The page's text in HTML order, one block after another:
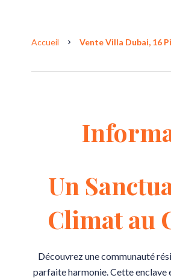
Accueil Vente Villa Dubai, 16
Un
Climat au
Découvrez une communauté
parfaite harmonie. Cette enclave